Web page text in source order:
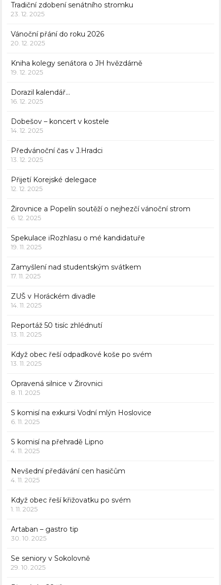
Tradiční zdobení senátního stromku
23. 12. 2025
Vánoční přání do roku 2026
20. 12. 2025
Kniha kolegy senátora o JH hvězdárně
19. 12. 2025
Dorazil kalendář…
16. 12. 2025
Dobešov – koncert v kostele
14. 12. 2025
Předvánoční čas v J.Hradci
13. 12. 2025
Přijetí Korejské delegace
12. 12. 2025
Žirovnice a Popelín soutěží o nejhezčí vánoční strom
6. 12. 2025
Spekulace iRozhlasu o mé kandidatuře
19. 11. 2025
Zamyšlení nad studentským svátkem
17. 11. 2025
ZUŠ v Horáckém divadle
14. 11. 2025
Reportáž 50 tisíc zhlédnutí
13. 11. 2025
Když obec řeší odpadkové koše po svém
13. 11. 2025
Opravená silnice v Žirovnici
8. 11. 2025
S komisí na exkursi Vodní mlýn Hoslovice
6. 11. 2025
S komisí na přehradě Lipno
4. 11. 2025
Nevšední předávání cen hasičům
4. 11. 2025
Když obec řeší křižovatku po svém
1. 11. 2025
Artaban – gastro tip
30. 10. 2025
Se seniory v Sokolovně
29. 10. 2025